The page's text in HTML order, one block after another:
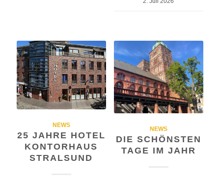
NEWS
25 JAHRE HOTEL
KONTORHAUS
STRALSUND
NEWS
DIE SCHÖNSTEN
TAGE IM JAHR